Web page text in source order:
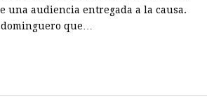
una audiencia entregada a la causa.
que…